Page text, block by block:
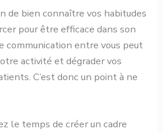
de bien connaître vos habitudes
pour être efficace dans son
communication entre vous peut
activité et dégrader vos
C’est donc un point à ne
le temps de créer un cadre